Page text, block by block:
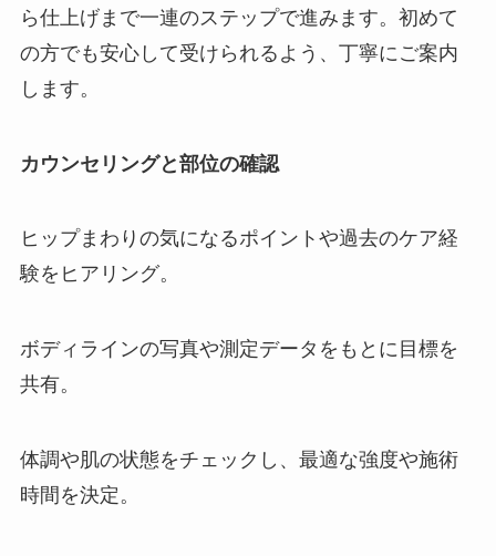
ら仕上げまで一連のステップで進みます。初めて
の方でも安心して受けられるよう、丁寧にご案内
します。
カウンセリングと部位の確認
ヒップまわりの気になるポイントや過去のケア経
験をヒアリング。
ボディラインの写真や測定データをもとに目標を
共有。
体調や肌の状態をチェックし、最適な強度や施術
時間を決定。